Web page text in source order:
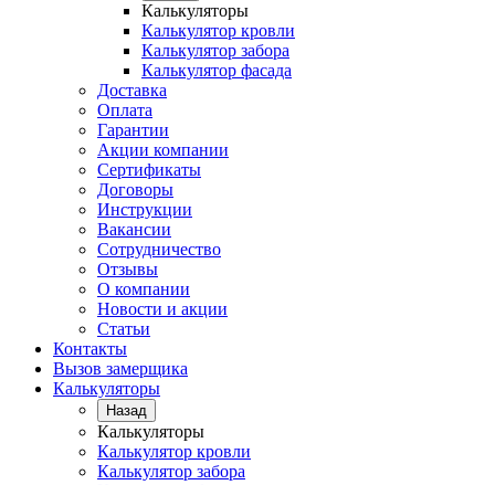
Калькуляторы
Калькулятор кровли
Калькулятор забора
Калькулятор фасада
Доставка
Оплата
Гарантии
Акции компании
Сертификаты
Договоры
Инструкции
Вакансии
Сотрудничество
Отзывы
О компании
Новости и акции
Статьи
Контакты
Вызов замерщика
Калькуляторы
Назад
Калькуляторы
Калькулятор кровли
Калькулятор забора